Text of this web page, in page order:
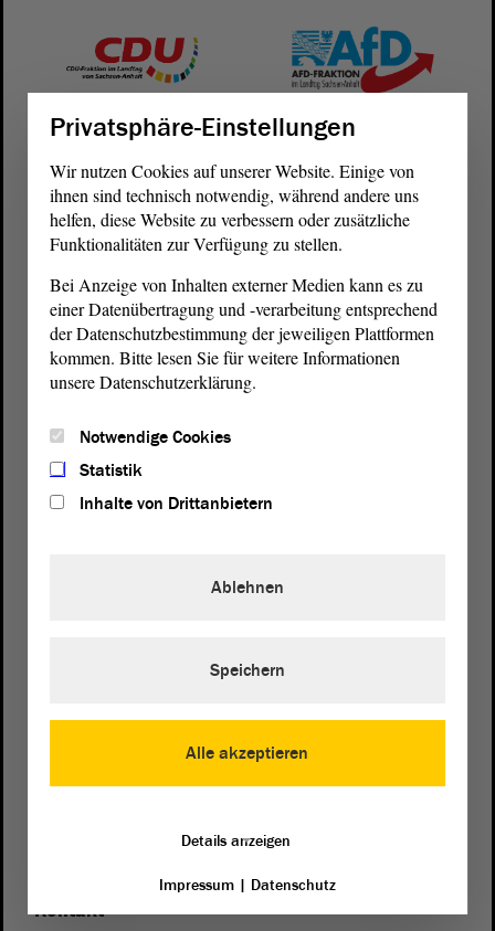
Postanschrift
Landtagvon Sachsen-Anhalt
39104 Magdeburg
Wegbeschreibung
0391 / 560 - 1123
Presse- und Öffentlichkeitsarbeit
Kontakt
Privatsphäre-Einstellungen
Wir nutzen Cookies auf unserer Website. Einige von
ihnen sind technisch notwendig, während andere uns
helfen, diese Website zu verbessern oder zusätzliche
Funktionalitäten zur Verfügung zu stellen.
Bei Anzeige von Inhalten externer Medien kann es zu
einer Datenübertragung und -verarbeitung entsprechend
der Datenschutzbestimmung der jeweiligen Plattformen
kommen. Bitte lesen Sie für weitere Informationen
unsere Datenschutzerklärung.
Notwendige Cookies
Statistik
Inhalte von Drittanbietern
Alle akzeptieren
Ablehnen
Speichern
Details anzeigen
Impressum| Datenschutz